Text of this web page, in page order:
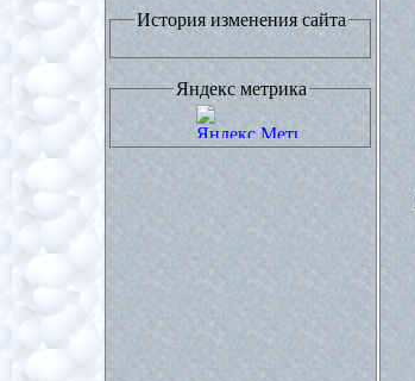
История изменения сайта
Яндекс метрика